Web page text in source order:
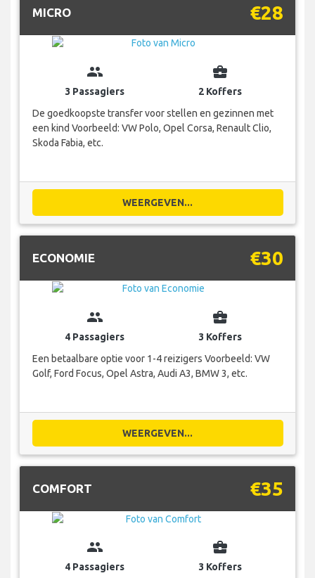
MICRO €28
group
3 Passagiers
business_center
2 Koffers
De goedkoopste transfer voor stellen en gezinnen met
een kind Voorbeeld: VW Polo, Opel Corsa, Renault Clio,
Skoda Fabia, etc.
WEERGEVEN...
ECONOMIE €30
group
4 Passagiers
business_center
3 Koffers
Een betaalbare optie voor 1-4 reizigers Voorbeeld: VW
Golf, Ford Focus, Opel Astra, Audi A3, BMW 3, etc.
WEERGEVEN...
COMFORT €35
group
4 Passagiers
business_center
3 Koffers